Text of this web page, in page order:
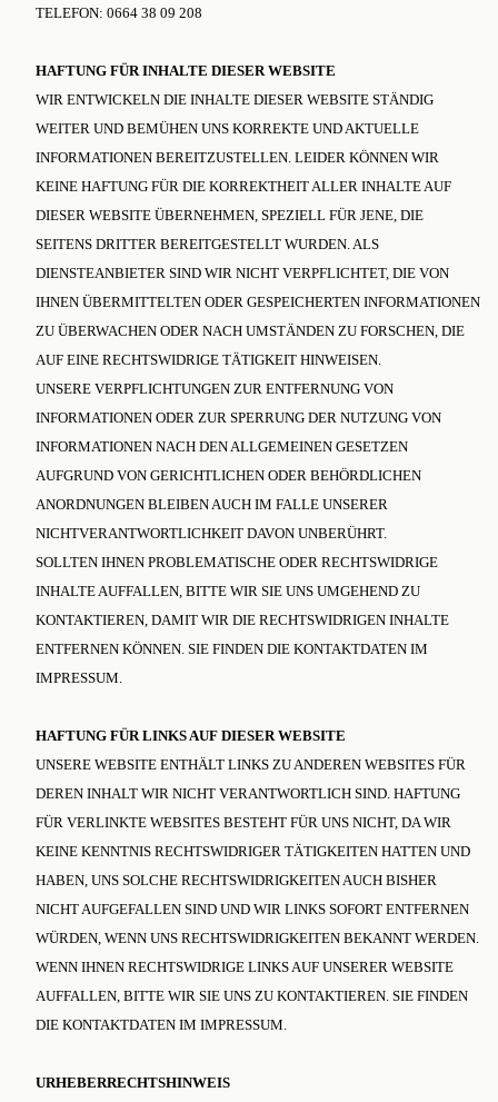
TELEFON: 0664 38 09 208
HAFTUNG FÜR INHALTE DIESER WEBSITE
WIR ENTWICKELN DIE INHALTE DIESER WEBSITE STÄNDIG
WEITER UND BEMÜHEN UNS KORREKTE UND AKTUELLE
INFORMATIONEN BEREITZUSTELLEN. LEIDER KÖNNEN WIR
KEINE HAFTUNG FÜR DIE KORREKTHEIT ALLER INHALTE AUF
DIESER WEBSITE ÜBERNEHMEN, SPEZIELL FÜR JENE, DIE
SEITENS DRITTER BEREITGESTELLT WURDEN. ALS
DIENSTEANBIETER SIND WIR NICHT VERPFLICHTET, DIE VON
IHNEN ÜBERMITTELTEN ODER GESPEICHERTEN INFORMATIONEN
ZU ÜBERWACHEN ODER NACH UMSTÄNDEN ZU FORSCHEN, DIE
AUF EINE RECHTSWIDRIGE TÄTIGKEIT HINWEISEN.
UNSERE VERPFLICHTUNGEN ZUR ENTFERNUNG VON
INFORMATIONEN ODER ZUR SPERRUNG DER NUTZUNG VON
INFORMATIONEN NACH DEN ALLGEMEINEN GESETZEN
AUFGRUND VON GERICHTLICHEN ODER BEHÖRDLICHEN
ANORDNUNGEN BLEIBEN AUCH IM FALLE UNSERER
NICHTVERANTWORTLICHKEIT DAVON UNBERÜHRT.
SOLLTEN IHNEN PROBLEMATISCHE ODER RECHTSWIDRIGE
INHALTE AUFFALLEN, BITTE WIR SIE UNS UMGEHEND ZU
KONTAKTIEREN, DAMIT WIR DIE RECHTSWIDRIGEN INHALTE
ENTFERNEN KÖNNEN. SIE FINDEN DIE KONTAKTDATEN IM
IMPRESSUM.
HAFTUNG FÜR LINKS AUF DIESER WEBSITE
UNSERE WEBSITE ENTHÄLT LINKS ZU ANDEREN WEBSITES FÜR
DEREN INHALT WIR NICHT VERANTWORTLICH SIND. HAFTUNG
FÜR VERLINKTE WEBSITES BESTEHT FÜR UNS NICHT, DA WIR
KEINE KENNTNIS RECHTSWIDRIGER TÄTIGKEITEN HATTEN UND
HABEN, UNS SOLCHE RECHTSWIDRIGKEITEN AUCH BISHER
NICHT AUFGEFALLEN SIND UND WIR LINKS SOFORT ENTFERNEN
WÜRDEN, WENN UNS RECHTSWIDRIGKEITEN BEKANNT WERDEN.
WENN IHNEN RECHTSWIDRIGE LINKS AUF UNSERER WEBSITE
AUFFALLEN, BITTE WIR SIE UNS ZU KONTAKTIEREN. SIE FINDEN
DIE KONTAKTDATEN IM IMPRESSUM.
URHEBERRECHTSHINWEIS